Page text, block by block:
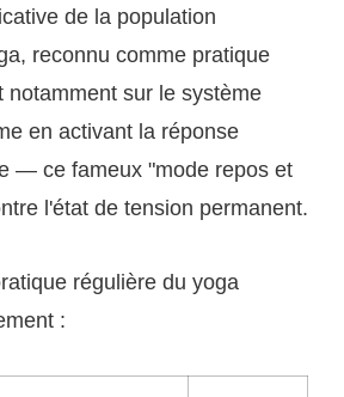
de la population
reconnu comme pratique
notamment sur le système
en activant la réponse
— ce fameux "mode repos et
l'état de tension permanent.
régulière du yoga
: